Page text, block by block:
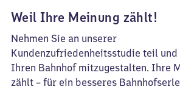
Weil Ihre Meinung zählt!
Nehmen Sie an unserer
Kundenzufriedenheitsstudie teil und
Ihren Bahnhof mitzugestalten. Ihre
zählt – für ein besseres